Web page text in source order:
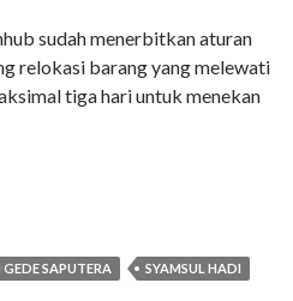
sudah menerbitkan aturan
relokasi barang yang melewati
tiga hari untuk menekan
SAPUTERA
SYAMSUL HADI